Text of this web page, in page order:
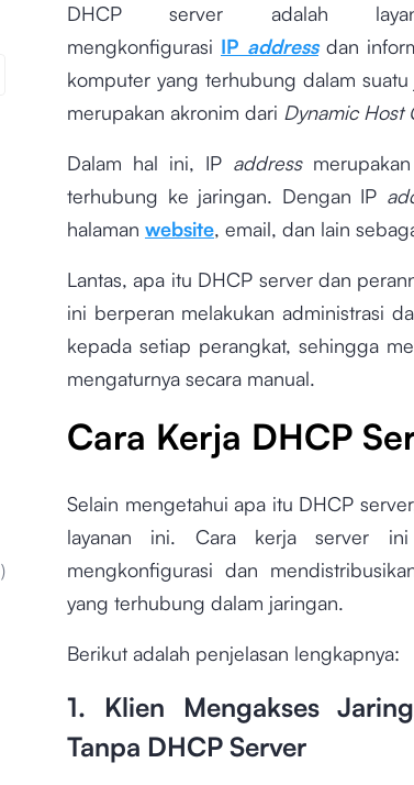
)
DHCP server adalah
mengkonfigurasi IP address dan
komputer yang terhubung dalam
merupakan akronim dari Dynamic Host
Dalam hal ini, IP address
terhubung ke jaringan. Dengan IP
halaman website, email, dan lain
Lantas, apa itu DHCP server dan
ini berperan melakukan administrasi
kepada setiap perangkat, sehingga
mengaturnya secara manual.
Cara Kerja DHCP
Selain mengetahui apa itu DHCP
layanan ini. Cara kerja server
mengkonfigurasi dan
yang terhubung dalam jaringan.
Berikut adalah penjelasan lengkapnya:
1. Klien Mengakses
Tanpa DHCP Server